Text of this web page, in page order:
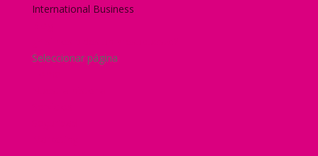
International Business
Seleccionar página